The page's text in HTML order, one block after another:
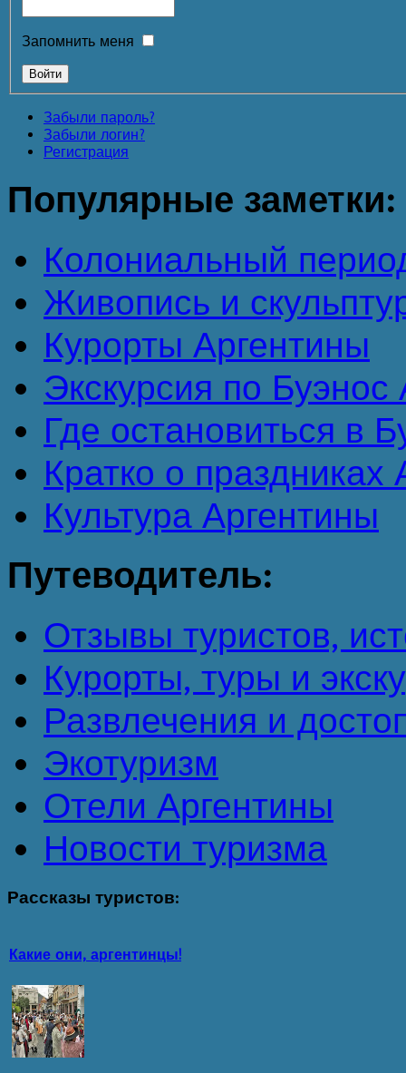
Запомнить меня
Забыли пароль?
Забыли логин?
Регистрация
Популярные заметки:
Колониальный
Живопись и
Курорты Аргентины
Экскурсия по
Где остановиться в
Кратко о праздниках
Культура Аргентины
Путеводитель:
Отзывы туристов,
Курорты, туры и
Развлечения и
Экотуризм
Отели Аргентины
Новости туризма
Рассказы туристов:
Какие они, аргентинцы!